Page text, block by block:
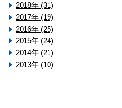
2018年 (31)
2017年 (19)
2016年 (25)
2015年 (24)
2014年 (21)
2013年 (10)